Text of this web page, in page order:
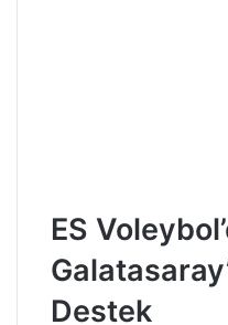
ES
Destek